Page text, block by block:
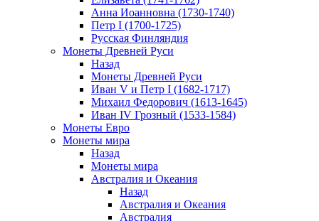
Анна Иоанновна (1730-1740)
Петр I (1700-1725)
Русская Финляндия
Монеты Древней Руси
Назад
Монеты Древней Руси
Иван V и Петр I (1682-1717)
Михаил Федорович (1613-1645)
Иван IV Грозный (1533-1584)
Монеты Евро
Монеты мира
Назад
Монеты мира
Австралия и Океания
Назад
Австралия и Океания
Австралия